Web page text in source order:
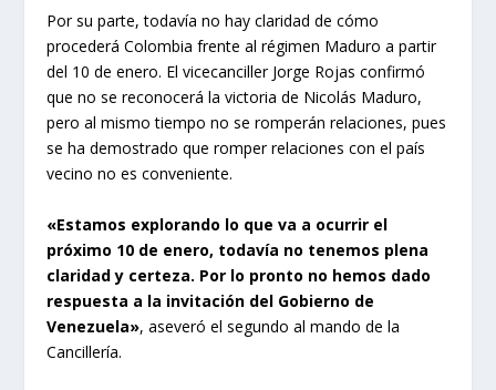
Por su parte, todavía no hay claridad de cómo
procederá Colombia frente al régimen Maduro a partir
del 10 de enero. El vicecanciller Jorge Rojas confirmó
que no se reconocerá la victoria de Nicolás Maduro,
pero al mismo tiempo no se romperán relaciones, pues
se ha demostrado que romper relaciones con el país
vecino no es conveniente.
«Estamos explorando lo que va a ocurrir el
próximo 10 de enero, todavía no tenemos plena
claridad y certeza. Por lo pronto no hemos dado
respuesta a la invitación del Gobierno de
Venezuela», aseveró el segundo al mando de la
Cancillería.